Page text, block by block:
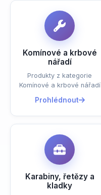
Komínové a krbové
nářadí
Produkty z kategorie
Komínové a krbové nářadí
Prohlédnout
Karabiny, řetězy a
kladky